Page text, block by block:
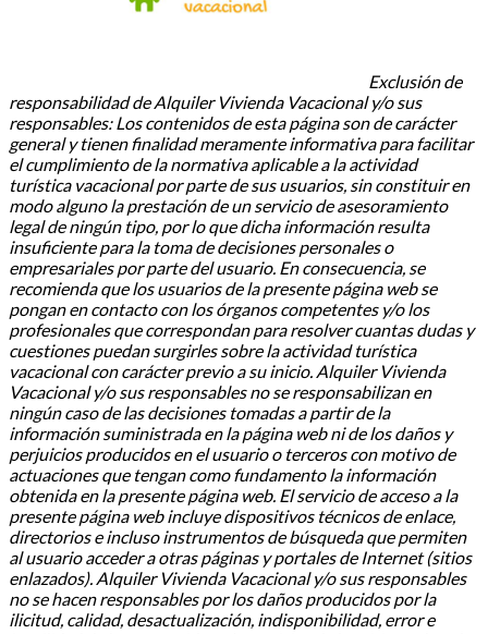
Exclusión de
responsabilidad de Alquiler Vivienda Vacacional y/o sus
responsables: Los contenidos de esta página son de carácter
general y tienen finalidad meramente informativa para facilitar
el cumplimiento de la normativa aplicable a la actividad
turística vacacional por parte de sus usuarios, sin constituir en
modo alguno la prestación de un servicio de asesoramiento
legal de ningún tipo, por lo que dicha información resulta
insuficiente para la toma de decisiones personales o
empresariales por parte del usuario. En consecuencia, se
recomienda que los usuarios de la presente página web se
pongan en contacto con los órganos competentes y/o los
profesionales que correspondan para resolver cuantas dudas y
cuestiones puedan surgirles sobre la actividad turística
vacacional con carácter previo a su inicio. Alquiler Vivienda
Vacacional y/o sus responsables no se responsabilizan en
ningún caso de las decisiones tomadas a partir de la
información suministrada en la página web ni de los daños y
perjuicios producidos en el usuario o terceros con motivo de
actuaciones que tengan como fundamento la información
obtenida en la presente página web. El servicio de acceso a la
presente página web incluye dispositivos técnicos de enlace,
directorios e incluso instrumentos de búsqueda que permiten
al usuario acceder a otras páginas y portales de Internet (sitios
enlazados). Alquiler Vivienda Vacacional y/o sus responsables
no se hacen responsables por los daños producidos por la
ilicitud, calidad, desactualización, indisponibilidad, error e